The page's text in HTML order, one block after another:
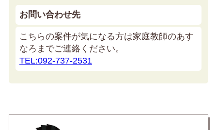
お問い合わせ先
こちらの案件が気になる方は家庭教師のあす
なろまでご連絡ください。
TEL:092-737-2531